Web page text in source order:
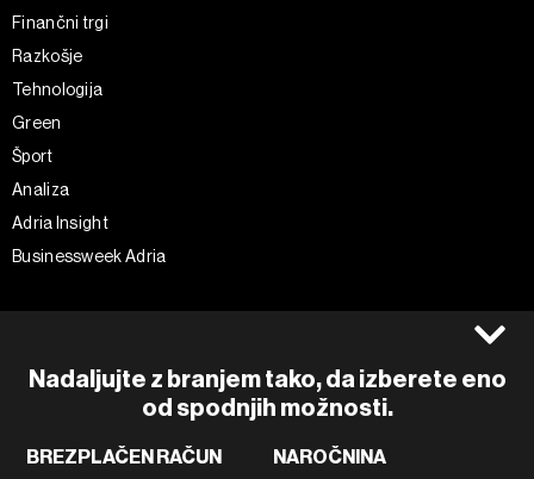
Nadaljujte z branjem tako, da izberete eno
od spodnjih možnosti.
BREZPLAČEN RAČUN NAROČNINA
Finančni trgi
Razkošje
Tehnologija
Green
Šport
Analiza
Adria Insight
Businessweek Adria
Piškotki
Marketing
Instagram
Linkedin